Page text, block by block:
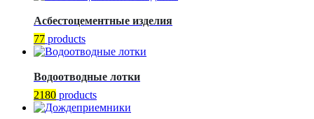
Асбестоцементные изделия
77 products
Водоотводные лотки
2180 products